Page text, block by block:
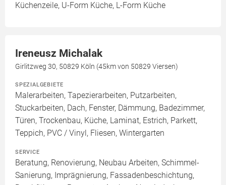
Küchenzeile, U-Form Küche, L-Form Küche
Ireneusz Michalak
Girlitzweg 30, 50829 Köln (45km von 50829 Viersen)
SPEZIALGEBIETE
Malerarbeiten, Tapezierarbeiten, Putzarbeiten,
Stuckarbeiten, Dach, Fenster, Dämmung, Badezimmer,
Türen, Trockenbau, Küche, Laminat, Estrich, Parkett,
Teppich, PVC / Vinyl, Fliesen, Wintergarten
SERVICE
Beratung, Renovierung, Neubau Arbeiten, Schimmel-
Sanierung, Imprägnierung, Fassadenbeschichtung,